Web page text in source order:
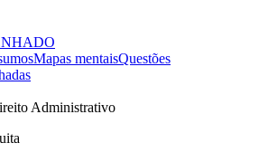
Mapas mentaisQuestões
Administrativo